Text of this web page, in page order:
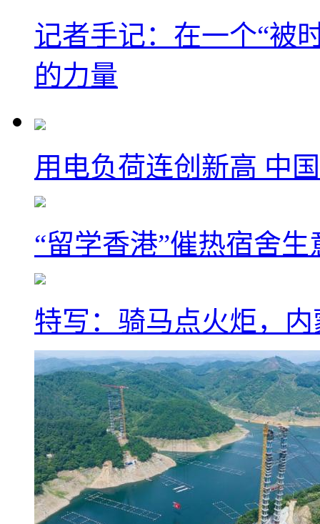
记者手记：在一个“被
的力量
用电负荷连创新高 中
“留学香港”催热宿舍
特写：骑马点火炬，